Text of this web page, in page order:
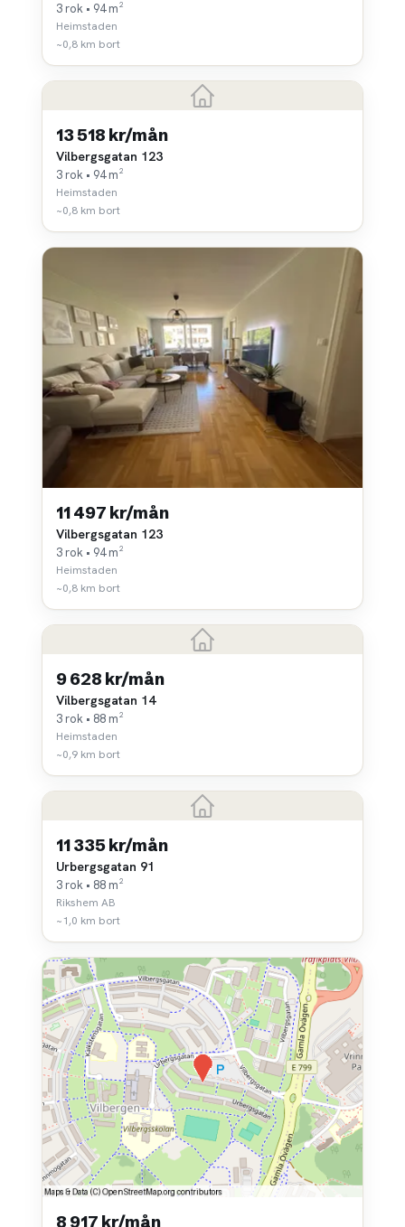
3 rok • 94 m²
Heimstaden
~0,8 km bort
13 518 kr/mån
Vilbergsgatan 123
3 rok • 94 m²
Heimstaden
~0,8 km bort
11 497 kr/mån
Vilbergsgatan 123
3 rok • 94 m²
Heimstaden
~0,8 km bort
9 628 kr/mån
Vilbergsgatan 14
3 rok • 88 m²
Heimstaden
~0,9 km bort
11 335 kr/mån
Urbergsgatan 91
3 rok • 88 m²
Rikshem AB
~1,0 km bort
8 917 kr/mån